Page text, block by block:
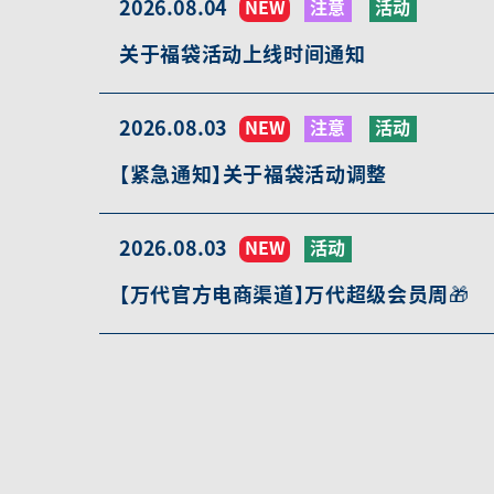
2026.08.04 NEW 注意 活动
关于福袋活动上线时间通知
2026.08.03 NEW 注意 活动
【紧急通知】关于福袋活动调整
2026.08.03 NEW 活动
【万代官方电商渠道】万代超级会员周🎁